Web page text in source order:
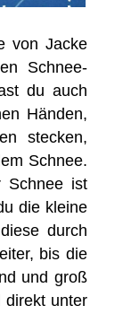
von Jacke
Schnee-
du auch
Händen,
stecken,
Schnee.
Schnee ist
die kleine
durch
bis die
und groß
direkt unter